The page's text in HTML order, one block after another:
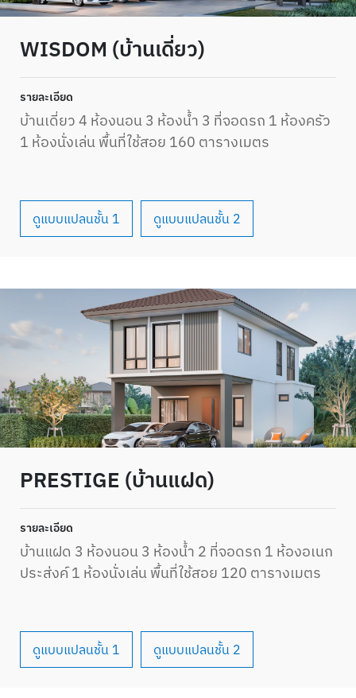
WISDOM (บ้านเดี่ยว)
รายละเอียด
บ้านเดี่ยว 4 ห้องนอน 3 ห้องน้ำ 3 ที่จอดรถ 1 ห้องครัว
1 ห้องนั่งเล่น พื้นที่ใช้สอย 160 ตารางเมตร
ดูแบบแปลนชั้น 1 ดูแบบแปลนชั้น 2
PRESTIGE (บ้านแฝด)
รายละเอียด
บ้านแฝด 3 ห้องนอน 3 ห้องน้ำ 2 ที่จอดรถ 1 ห้องอเนก
ประส่งค์ 1 ห้องนั่งเล่น พื้นที่ใช้สอย 120 ตารางเมตร
ดูแบบแปลนชั้น 1 ดูแบบแปลนชั้น 2